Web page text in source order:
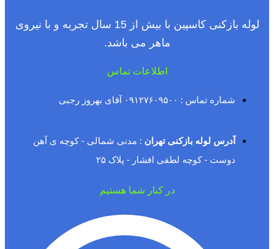
لوله بازکنی کاسپین با بیش از 15 سال تجربه و با نیروی
ماهر می باشد.
اطلاعات تماس
شماره تماس : ۰۹۱۲۷۶۰۹۵۰۰ آقای بهروز رجبی
آدرس لوله بازکنی تهران : مدنی شمالی - کوچه ی آهن
دوست - کوچه لطفی افشار - پلاک ۲۵
در کنار شما هستیم